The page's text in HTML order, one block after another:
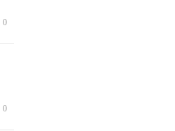
0
0